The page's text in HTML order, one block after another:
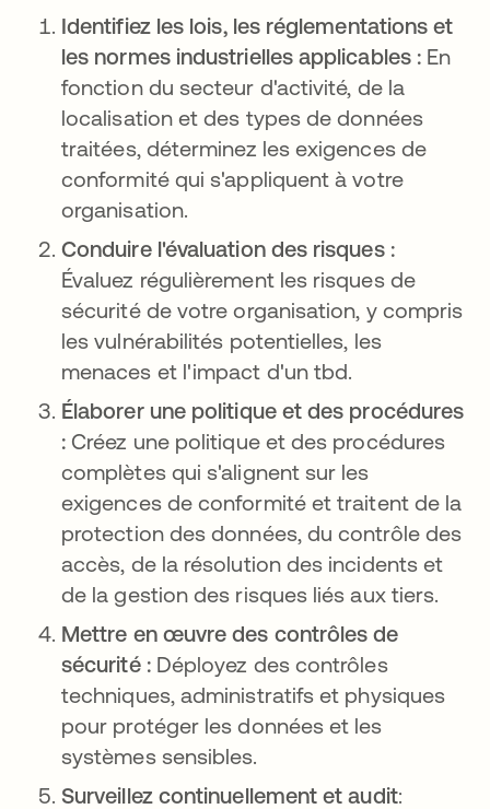
Identifiez les lois, les réglementations et
les normes industrielles applicables : En
fonction du secteur d'activité, de la
localisation et des types de données
traitées, déterminez les exigences de
conformité qui s'appliquent à votre
organisation.
Conduire l'évaluation des risques :
Évaluez régulièrement les risques de
sécurité de votre organisation, y compris
les vulnérabilités potentielles, les
menaces et l'impact d'un tbd.
Élaborer une politique et des procédures
: Créez une politique et des procédures
complètes qui s'alignent sur les
exigences de conformité et traitent de la
protection des données, du contrôle des
accès, de la résolution des incidents et
de la gestion des risques liés aux tiers.
Mettre en œuvre des contrôles de
sécurité : Déployez des contrôles
techniques, administratifs et physiques
pour protéger les données et les
systèmes sensibles.
Surveillez continuellement et audit: